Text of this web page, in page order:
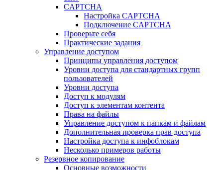
CAPTCHA
Настройка CAPTCHA
Подключение CAPTCHA
Проверьте себя
Практические задания
Управление доступом
Принципы управления доступом
Уровни доступа для стандартных групп
пользователей
Уровни доступа
Доступ к модулям
Доступ к элементам контента
Права на файлы
Управление доступом к папкам и файлам
Дополнительная проверка прав доступа
Настройка доступа к инфоблокам
Несколько примеров работы
Резервное копирование
Основные возможности